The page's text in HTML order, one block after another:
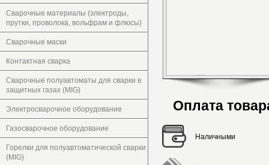
Сварочные материалы (электроды,
прутки, проволока, вольфрам и флюсы)
Сварочные маски
Контактная сварка
Сварочные полуавтоматы для сварки в
защитных газах (MIG)
Электросварочное оборудование
Газосварочное оборудование
Горелки для полуавтоматической сварки
(MIG)
Оплата
Наличными